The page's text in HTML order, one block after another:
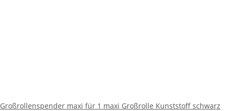
Großrollenspender maxi für 1 maxi Großrolle Kunststoff schwarz